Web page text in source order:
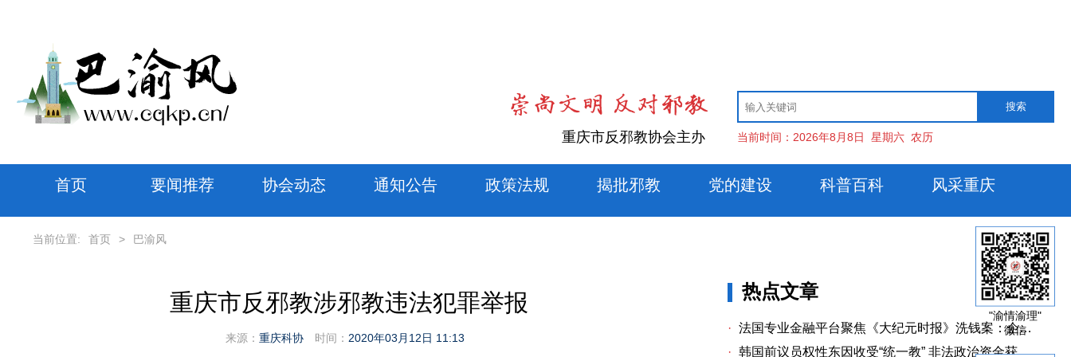
重庆市反邪教协会主办 当前时间： 2026年8月8日 星期六 农历
首页 要闻推荐 协会动态 通知公告 政策法规 揭批邪教 党的建设 科普百科 风采重庆
"渝情渝理"
微信
当前位置: 首页 > 巴渝风
重庆市反邪教涉邪教违法犯罪举报
来源： 重庆科协 时间： 2020年03月12日 11:13
热点文章
· 法国专业金融平台聚焦《大纪元时报》洗钱案：企业治理漏洞与监管警示
· 韩国前议员权性东因收受“统一教” 非法政治资金获刑两年